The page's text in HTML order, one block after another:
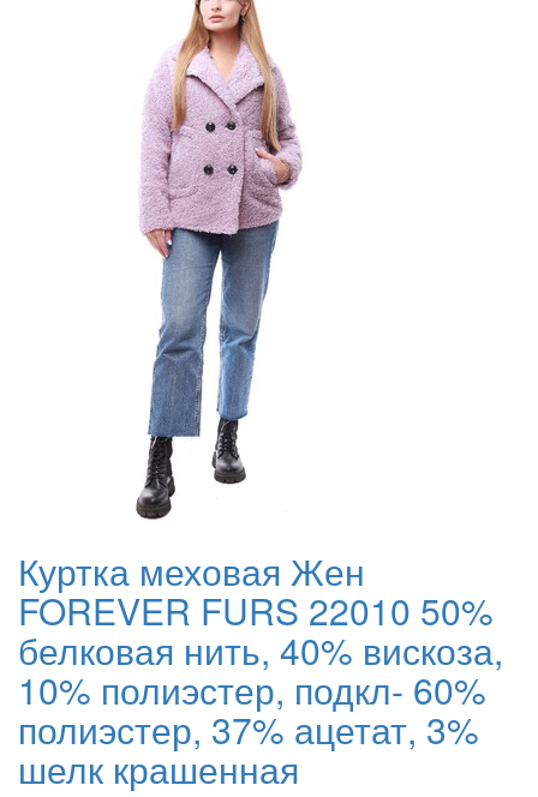
Куртка меховая Жен
FOREVER FURS 22010 50%
белковая нить, 40% вискоза,
10% полиэстер, подкл- 60%
полиэстер, 37% ацетат, 3%
шелк крашенная